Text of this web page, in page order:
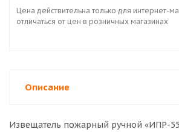
Цена действительна только для интернет-
отличаться от цен в розничных магазинах
Описание
Извещатель пожарный ручной «ИПР-